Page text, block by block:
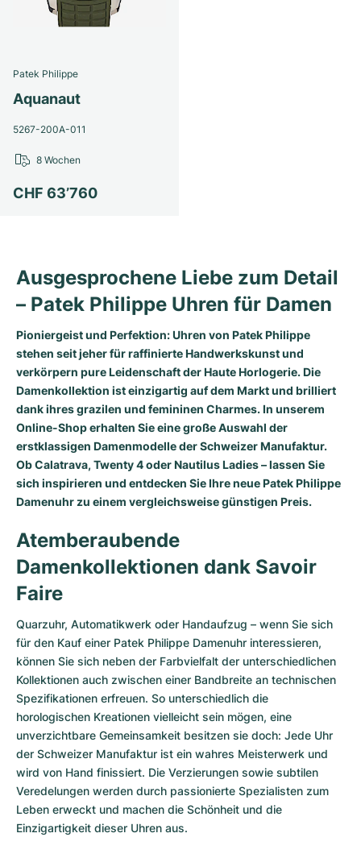
Patek Philippe
Aquanaut
5267-200A-011
CHF 63’760
8 Wochen
Ausgesprochene Liebe zum Detail
– Patek Philippe Uhren für Damen
Pioniergeist und Perfektion: Uhren von Patek Philippe
stehen seit jeher für raffinierte Handwerkskunst und
verkörpern pure Leidenschaft der Haute Horlogerie. Die
Damenkollektion ist einzigartig auf dem Markt und brilliert
dank ihres grazilen und femininen Charmes. In unserem
Online-Shop erhalten Sie eine große Auswahl der
erstklassigen Damenmodelle der Schweizer Manufaktur.
ObCalatrava, Twenty 4oderNautilus Ladies– lassen Sie
sich inspirieren und entdecken Sie Ihre neue Patek Philippe
Damenuhr zu einem vergleichsweise günstigen Preis.
Atemberaubende
Damenkollektionen dank Savoir
Faire
Quarzuhr, Automatikwerk oder Handaufzug – wenn Sie sich
für den Kauf einer Patek Philippe Damenuhr interessieren,
können Sie sich neben der Farbvielfalt der unterschiedlichen
Kollektionen auch zwischen einer Bandbreite an technischen
Spezifikationen erfreuen. So unterschiedlich die
horologischen Kreationen vielleicht sein mögen, eine
unverzichtbare Gemeinsamkeit besitzen sie doch: Jede Uhr
der Schweizer Manufaktur ist ein wahres Meisterwerk und
wird von Hand finissiert. Die Verzierungen sowie subtilen
Veredelungen werden durch passionierte Spezialisten zum
Leben erweckt und machen die Schönheit und die
Einzigartigkeit dieser Uhren aus.